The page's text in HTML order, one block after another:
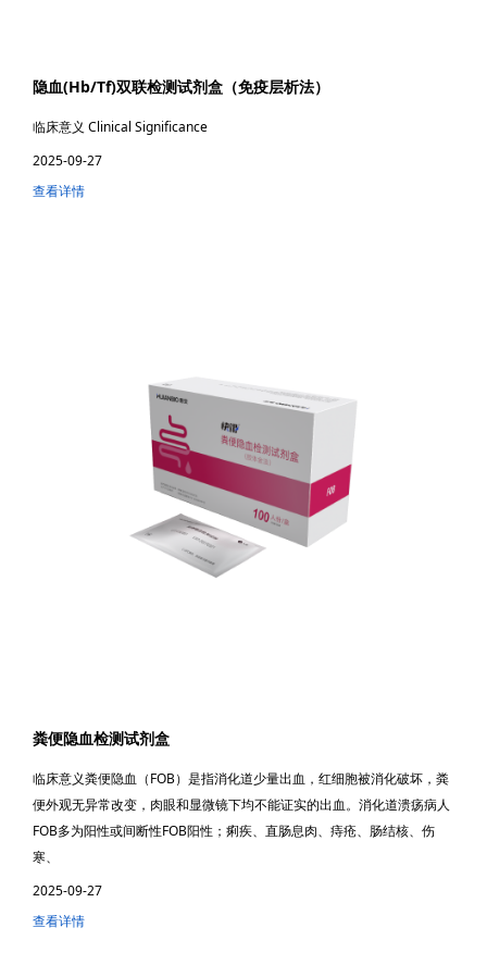
隐血(Hb/Tf)双联检测试剂盒（免疫层析法）
临床意义 Clinical Significance
2025-09-27
查看详情
粪便隐血检测试剂盒
临床意义粪便隐血（FOB）是指消化道少量出血，红细胞被消化破坏，粪
便外观无异常改变，肉眼和显微镜下均不能证实的出血。消化道溃疡病人
FOB多为阳性或间断性FOB阳性；痢疾、直肠息肉、痔疮、肠结核、伤
寒、
2025-09-27
查看详情